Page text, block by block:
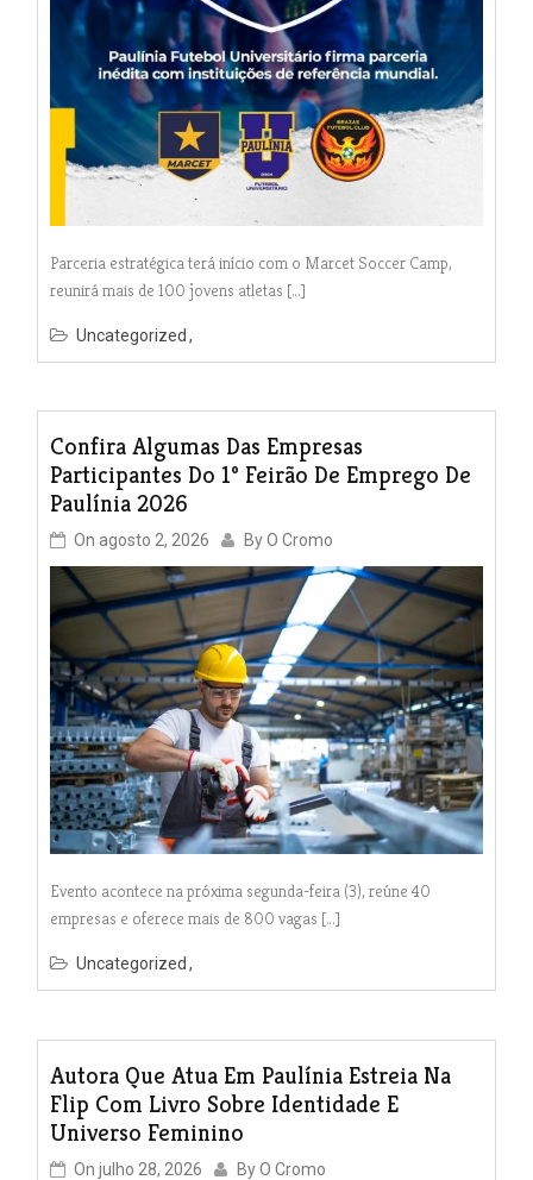
Parceria estratégica terá início com o Marcet Soccer Camp,
reunirá mais de 100 jovens atletas […]
Uncategorized
Confira Algumas Das Empresas
Participantes Do 1º Feirão De Emprego De
Paulínia 2026
On agosto 2, 2026 ByO Cromo
Evento acontece na próxima segunda-feira (3), reúne 40
empresas e oferece mais de 800 vagas […]
Uncategorized
Autora Que Atua Em Paulínia Estreia Na
Flip Com Livro Sobre Identidade E
Universo Feminino
On julho 28, 2026 ByO Cromo